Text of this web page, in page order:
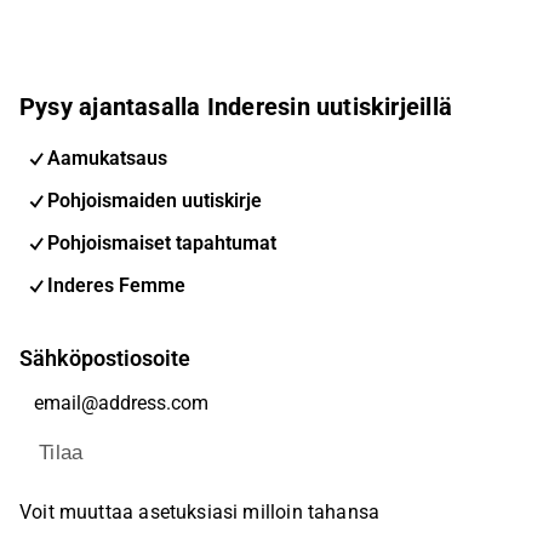
Pysy ajantasalla Inderesin uutiskirjeillä
Aamukatsaus
Pohjoismaiden uutiskirje
Pohjoismaiset tapahtumat
Inderes Femme
Sähköpostiosoite
Tilaa
Voit muuttaa asetuksiasi milloin tahansa